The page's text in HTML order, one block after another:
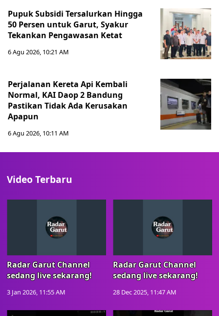
Pupuk Subsidi Tersalurkan Hingga
50 Persen untuk Garut, Syakur
Tekankan Pengawasan Ketat
6 Agu 2026, 10:21 AM
Perjalanan Kereta Api Kembali
Normal, KAI Daop 2 Bandung
Pastikan Tidak Ada Kerusakan
Apapun
6 Agu 2026, 10:11 AM
Video Terbaru
Radar Garut Channel
sedang live sekarang!
3 Jan 2026, 11:55 AM
Radar Garut Channel
sedang live sekarang!
28 Dec 2025, 11:47 AM